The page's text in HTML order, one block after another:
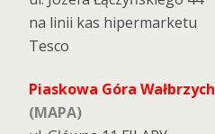
na linii kas hipermarketu
Tesco
Piaskowa Góra Wałbrzych
(MAPA)